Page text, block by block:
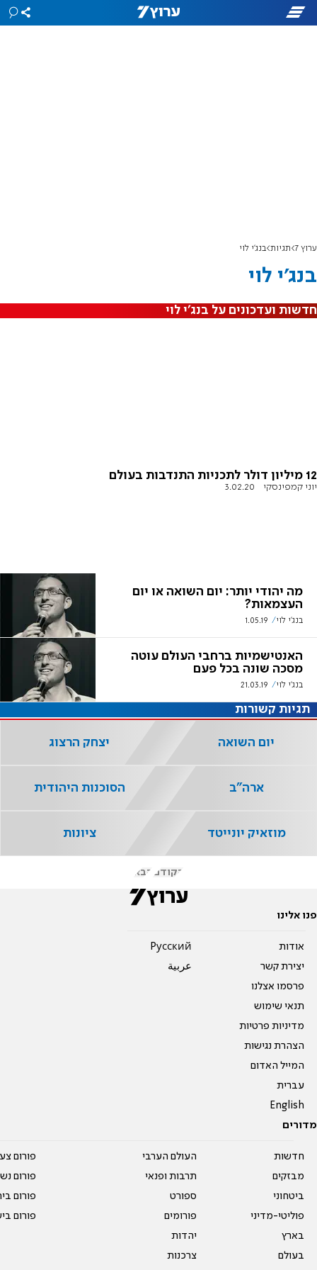
ערוץ 7 תגיות בנג'י לוי
בנג'י לוי
חדשות ועדכונים על בנג'י לוי
12 מיליון דולר לתכניות התנדבות בעולם
יוני קמפינסקי 3.02.20
מה יהודי יותר: יום השואה או יום
העצמאות?
בנג'י לוי 1.05.19
האנטישמיות ברחבי העולם עוטה
מסכה שונה בכל פעם
בנג'י לוי 21.03.19
תגיות קשורות
יום השואה יצחק הרצוג
ארה"ב הסוכנות היהודית
מוזאיק יונייטד ציונות
הקודם הבא
פנו אלינו
אודות
יצירת קשר
פרסמו אצלנו
תנאי שימוש
מדיניות פרטיות
הצהרת נגישות
המייל האדום
עברית
English
Pусский
عربية
מדורים
חדשות
מבזקים
ביטחוני
פוליטי-מדיני
בארץ
בעולם
העולם הערבי
תרבות ופנאי
ספורט
פורומים
יהדות
צרכנות
פורום
פורום
פורום
פורום